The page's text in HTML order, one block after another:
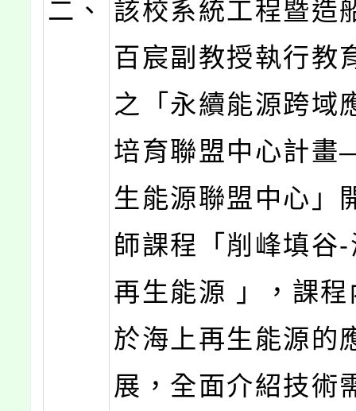
二、
該校系統工程暨造
百宸副教授執行教
之「永續能源跨域
培育聯盟中心計
生能源聯盟中心」
師課程「削峰填谷
再生能源 」，課
於海上再生能源的
展，全面介紹技術